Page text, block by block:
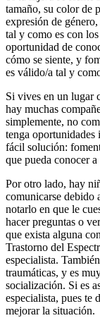
tamaño, su color de
expresión de
tal y como es con
oportunidad de
cómo se siente, y
es válido/a tal y
Si vives en un lugar
hay muchas
simplemente, no
tenga oportunidades
fácil solución:
que pueda conocer
Por otro lado, hay
comunicarse debido
notarlo en que le
hacer preguntas o
que exista alguna
Trastorno del
especialista.
traumáticas, y es
socialización. Si es
especialista, pues te
mejorar la situación.